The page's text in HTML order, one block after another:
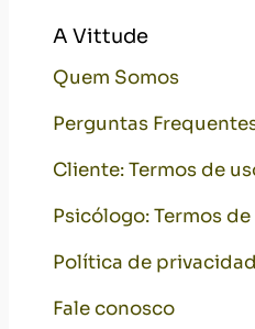
A Vittude
Quem Somos
Perguntas
Cliente: Termos de
Psicólogo: Termos
Política de
Fale conosco